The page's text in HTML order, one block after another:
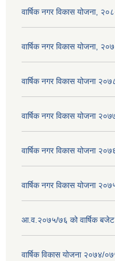
वार्षिक नगर विकास योजना,
वार्षिक नगर विकास योजना,
वार्षिक नगर विकास योजना
वार्षिक नगर विकास योजना
वार्षिक नगर विकास योजना
वार्षिक नगर विकास योजना
आ.व.२०७५/७६ को वार्षिक बजेट
वार्षिक विकास योजना २०७४/